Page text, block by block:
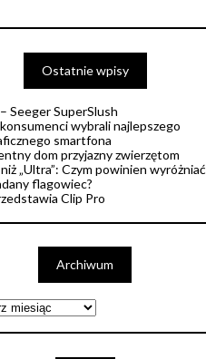
Ostatnie wpisy
Seeger SuperSlush
wybrali najlepszego
smartfona
dom przyjazny zwierzętom
„Ultra”: Czym powinien wyróżniać
flagowiec?
Clip Pro
Archiwum